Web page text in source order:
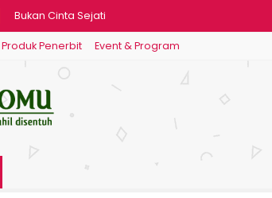
Bukan Cinta Sejati
Siluet
Strategi Pemasaran Solusi Cerdas Membangun
MENEMUKAN WAJAH INDONESIA DALAM RITUAL
Jejak Rasa Jawa Tengah: Menelusuri Warisan
Produk Penerbit Event & Program